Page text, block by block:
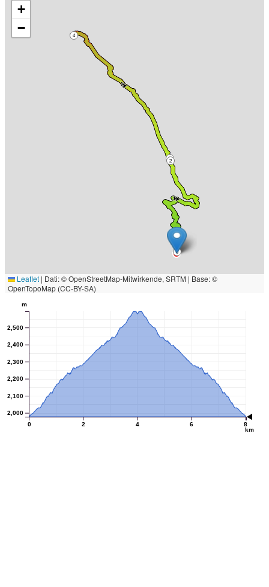
8
4
2
6
+
−
Leaflet | Dati: © OpenStreetMap-Mitwirkende, SRTM | Base: ©
OpenTopoMap (CC-BY-SA)
0 2 4 6 8
km
2,000
2,100
2,200
2,300
2,400
2,500
m